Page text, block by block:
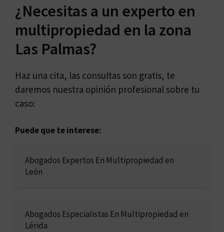
¿Necesitas a un experto en
multipropiedad en la zona
Las Palmas?
Haz una cita, las consultas son gratis, te
daremos nuestra opinión profesional sobre tu
caso:
Puede que te interese:
Abogados Expertos En Multipropiedad en
León
Abogados Especialistas En Multipropiedad en
Lérida